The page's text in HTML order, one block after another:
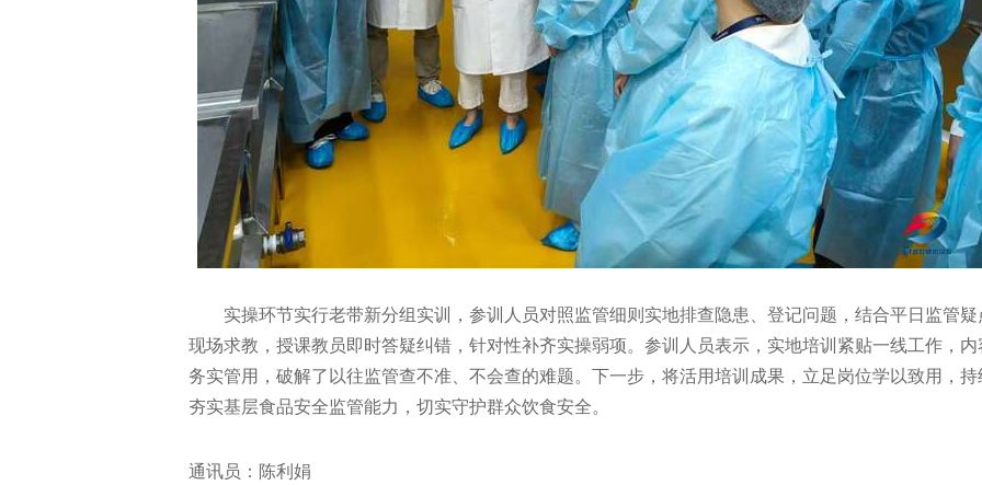
实操环节实行老带新分组实训，参训人员对照监管细则实地排查隐患、登记问题，结合平日监管
现场求教，授课教员即时答疑纠错，针对性补齐实操弱项。参训人员表示，实地培训紧贴一线工作，内
务实管用，破解了以往监管查不准、不会查的难题。下一步，将活用培训成果，立足岗位学以致用，持
夯实基层食品安全监管能力，切实守护群众饮食安全。
通讯员：陈利娟